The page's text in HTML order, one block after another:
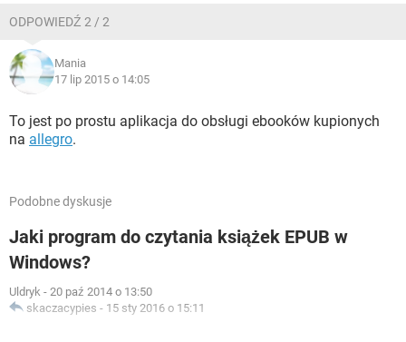
ODPOWIEDŹ 2 / 2
Mania
17 lip 2015 o 14:05
To jest po prostu aplikacja do obsługi ebooków kupionych
na allegro.
Podobne dyskusje
Jaki program do czytania książek EPUB w
Windows?
Uldryk - 20 paź 2014 o 13:50
skaczacypies - 15 sty 2016 o 15:11